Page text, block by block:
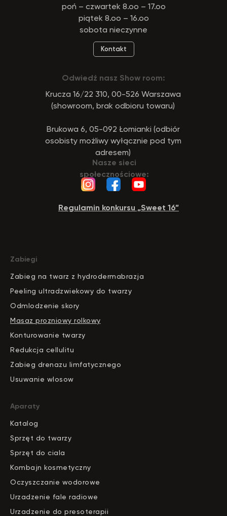
poń – czwartek 8.oo – 17.oo
piątek 8.oo – 16.oo
sobota nieczynne
Regulamin konkursu „Sweet 16”
Odwiedź nasz Show room:
Krucza 16/22 310, 00-526 Warszawa
(showroom, brak odbioru towaru)
Brukowa 6, 05-092 Łomianki (odbiór
osobisty możliwy wyłącznie pod tym
adresem)
Kontakt
Nasze sieci
społecznościowe:
Zabiegi
Zabieg na twarz z hydrodermabrazja
Peeling ultradzwiekowy do twarzy
Odmlodzenie skory
Masaz prozniowy rolkowy
Konturowanie twarzy
Redukcja cellulitu
Zabieg drenazu limfatycznego
Usuwanie wlosow
Aparaty
Katalog
Sprzęt do twarzy
Sprzęt do ciala
Kombajn kosmetyczny
Oczyszczanie wodorowe
Urzadzenie fale radiowe
Urzadzenie do presoterapii